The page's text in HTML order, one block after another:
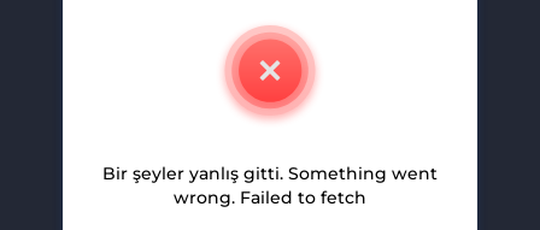
İletişim
Kariyer
Ortaklık Programı
Bir şeyler yanlış gitti. Something went
wrong. Failed to fetch